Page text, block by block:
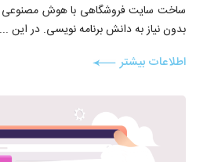
ساخت سایت فروشگاهی با هوش مصنوعی
بدون نیاز به دانش برنامه نویسی. در این ...
اطلاعات بیشتر